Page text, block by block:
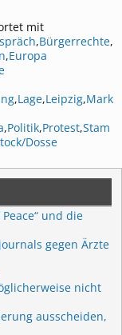
mit
,Bürgerrechte,
,Europa
,Lage,Leipzig,Mark
,Politik,Protest,Stam
Dosse
und die
gegen Ärzte
nicht
ausscheiden,